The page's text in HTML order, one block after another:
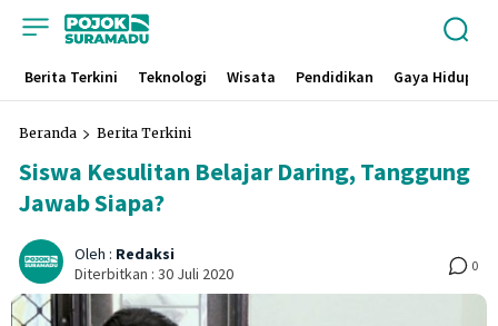
Berita Terkini Teknologi Wisata Pendidikan Gaya Hidup
Beranda Berita Terkini
Siswa Kesulitan Belajar Daring, Tanggung
Jawab Siapa?
Oleh : Redaksi
Diterbitkan : 30 Juli 2020 0